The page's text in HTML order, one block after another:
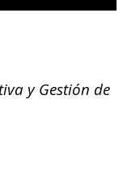
y Gestión de